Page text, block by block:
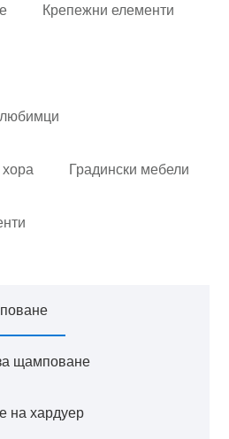
Крепежни елементи
Градински мебели
щамповане
на хардуер